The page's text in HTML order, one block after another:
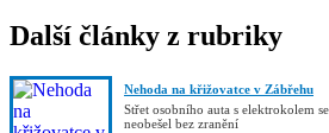
Další články z rubriky
Nehoda na křižovatce v Zábřehu
Střet osobního auta s elektrokolem se
neobešel bez zranění